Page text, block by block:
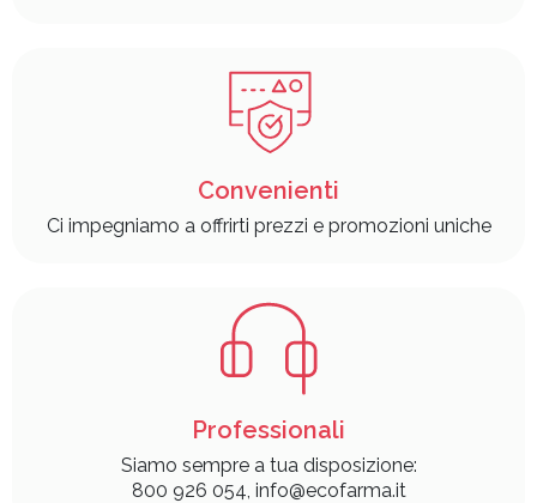
Convenienti
Ci impegniamo a offrirti prezzi e promozioni uniche
Professionali
Siamo sempre a tua disposizione:
800 926 054, info@ecofarma.it